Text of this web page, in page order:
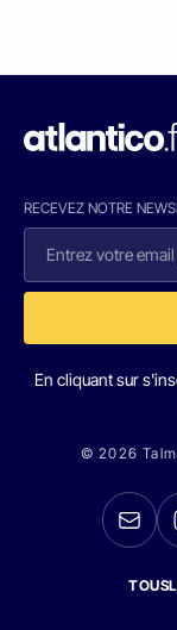
RECEVEZ NOTRE
En cliquant sur
© 2026